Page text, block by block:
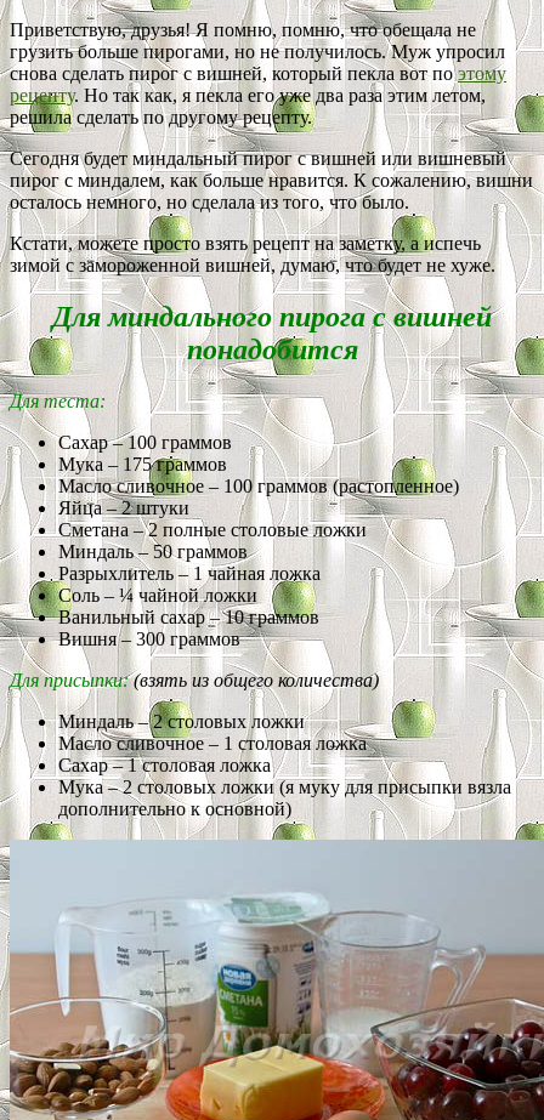
Приветствую, друзья! Я помню, помню, что обещала не
грузить больше пирогами, но не получилось. Муж упросил
снова сделать пирог с вишней, который пекла вот поэтому
рецепту. Но так как, я пекла его уже два раза этим летом,
решила сделать по другому рецепту.
Сегодня будет миндальный пирог с вишней или вишневый
пирог с миндалем, как больше нравится. К сожалению, вишни
осталось немного, но сделала из того, что было.
Кстати, можете просто взять рецепт на заметку, а испечь
зимой с замороженной вишней, думаю, что будет не хуже.
Для миндального пирога с вишней
понадобится
Для теста:
Сахар – 100 граммов
Мука – 175 граммов
Масло сливочное – 100 граммов (растопленное)
Яйца – 2 штуки
Сметана – 2 полные столовые ложки
Миндаль – 50 граммов
Разрыхлитель – 1 чайная ложка
Соль – ¼ чайной ложки
Ванильный сахар – 10 граммов
Вишня – 300 граммов
Для присыпки:(взять из общего количества)
Миндаль – 2 столовых ложки
Масло сливочное – 1 столовая ложка
Сахар – 1 столовая ложка
Мука – 2 столовых ложки (я муку для присыпки вязла
дополнительно к основной)